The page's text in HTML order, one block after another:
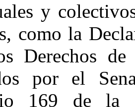
y
como la
Derechos
por el
169 de la